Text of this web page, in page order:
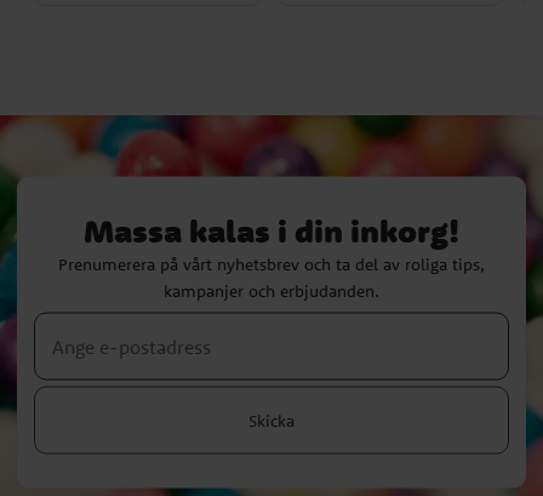
Massa kalas i din inkorg!
Prenumerera på vårt nyhetsbrev och ta del av roliga tips,
kampanjer och erbjudanden.
Skicka